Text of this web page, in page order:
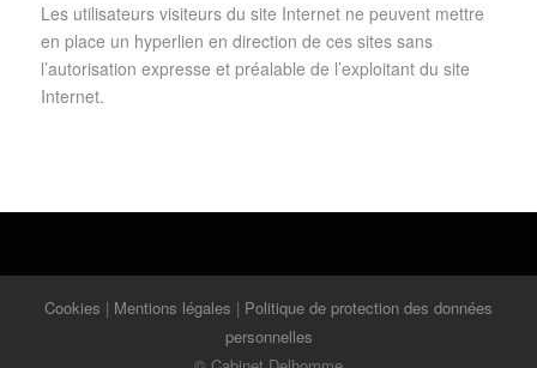
Les utilisateurs visiteurs du site Internet ne peuvent mettre
en place un hyperlien en direction de ces sites sans
l’autorisation expresse et préalable de l’exploitant du site
Internet.
Cookies | Mentions légales | Politique de protection des données
personnelles